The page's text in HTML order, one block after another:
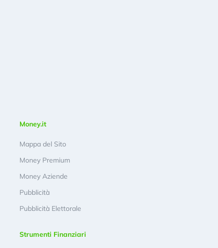
Money.it
Mappa del Sito
Money Premium
Money Aziende
Pubblicità
Pubblicità Elettorale
Strumenti Finanziari